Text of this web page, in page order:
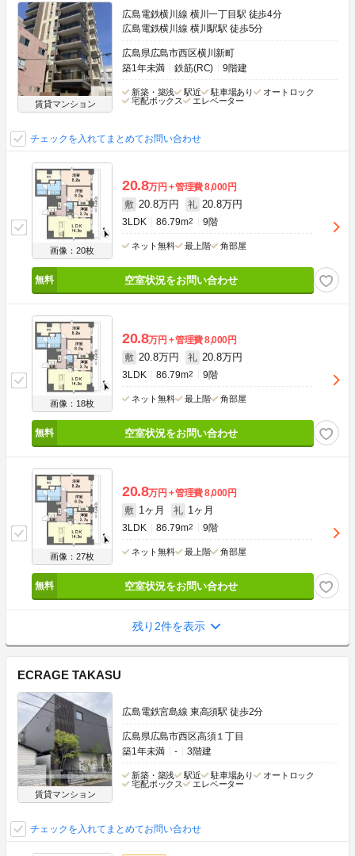
賃貸マンション
広島電鉄横川線 横川一丁目駅 徒歩4分
広島電鉄横川線 横川駅駅 徒歩5分
広島県広島市西区横川新町
築1年未満
鉄筋(RC) 9階建
新築・築浅 駅近 駐車場あり
オートロック
宅配ボックス
エレベーター
チェックを入れてまとめてお問い合わせ
画像：20枚
20.8万円 管理費8,000円
敷 20.8万円 礼 20.8万円
3LDK 86.79m2 9階
ネット無料 最上階 角部屋
空室状況をお問い合わせ
画像：18枚
20.8万円 管理費8,000円
敷 20.8万円 礼 20.8万円
3LDK 86.79m2 9階
ネット無料 最上階 角部屋
空室状況をお問い合わせ
画像：27枚
20.8万円 管理費8,000円
敷 1ヶ月 礼 1ヶ月
3LDK 86.79m2 9階
ネット無料 最上階 角部屋
空室状況をお問い合わせ
残り2件を表示
ECRAGE TAKASU
賃貸マンション
広島電鉄宮島線 東高須駅 徒歩2分
広島県広島市西区高須１丁目
築1年未満
- 3階建
新築・築浅 駅近 駐車場あり
オートロック
宅配ボックス
エレベーター
チェックを入れてまとめてお問い合わせ